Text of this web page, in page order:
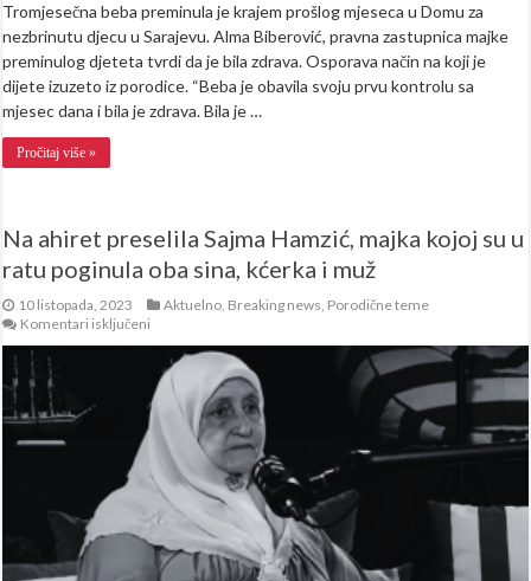
Tromjesečna beba preminula je krajem prošlog mjeseca u Domu za
nezbrinutu djecu u Sarajevu. Alma Biberović, pravna zastupnica majke
preminulog djeteta tvrdi da je bila zdrava. Osporava način na koji je
dijete izuzeto iz porodice. “Beba je obavila svoju prvu kontrolu sa
mjesec dana i bila je zdrava. Bila je …
Pročitaj više »
Na ahiret preselila Sajma Hamzić, majka kojoj su u
ratu poginula oba sina, kćerka i muž
10 listopada, 2023 Aktuelno Breaking news Porodične teme
Komentari isključeni
ahiret
preselila
Sajma
Hamzić,
majka
kojoj
u
ratu
poginula
sina,
kćerka